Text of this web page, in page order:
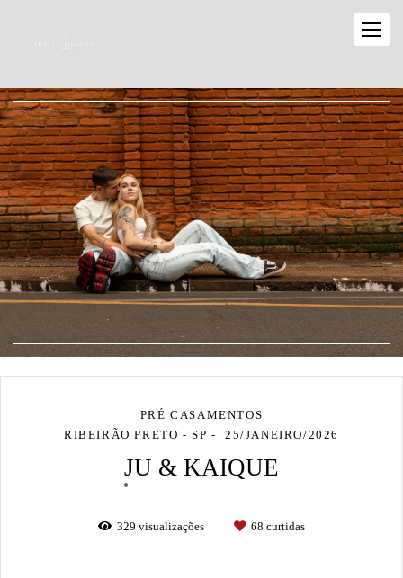
PRÉ CASAMENTOS
RIBEIRÃO PRETO - SP
25/JANEIRO/2026
JU & KAIQUE
329 visualizações 68 curtidas